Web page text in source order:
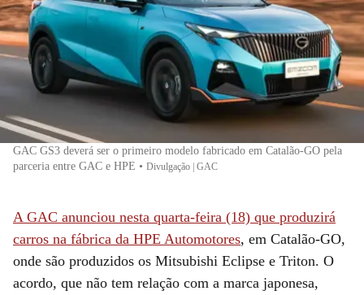
GAC GS3 deverá ser o primeiro modelo fabricado em Catalão-GO pela
parceria entre GAC e HPE • Divulgação | GAC
A GAC anunciou nesta quarta-feira (18) que produzirá
carros na fábrica da HPE Automotores, em Catalão-GO,
onde são produzidos os Mitsubishi Eclipse e Triton. O
acordo, que não tem relação com a marca japonesa,